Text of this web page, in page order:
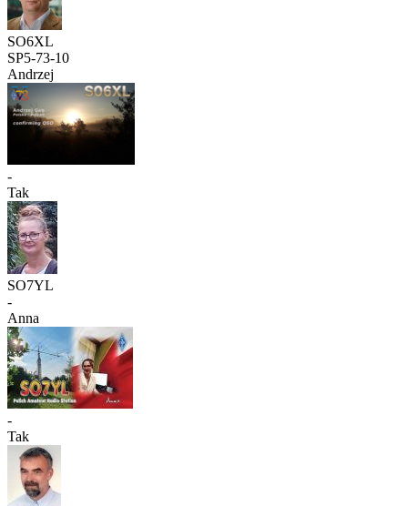
SO6XL
SP5-73-10
Andrzej
-
Tak
SO7YL
-
Anna
-
Tak